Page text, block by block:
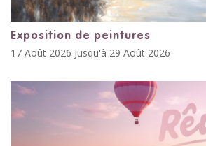
Exposition de peintures
17 Août 2026 Jusqu'à 29 Août 2026